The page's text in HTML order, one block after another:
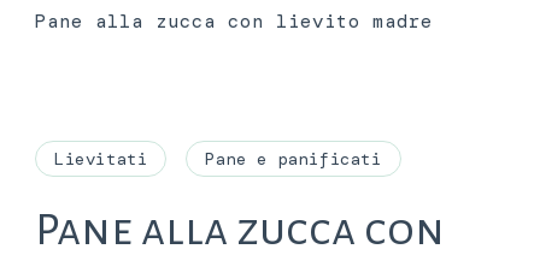
Pane alla zucca con lievito madre
Lievitati Pane e panificati
Pane alla zucca con